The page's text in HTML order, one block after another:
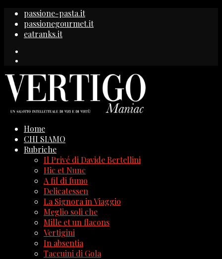
passione-pasta.it
passionegourmet.it
eatranks.it
Home
CHI SIAMO
Rubriche
Il Privé di Davide Bertellini
Hic et Nunc
A fil di fumo
Delicatessen
La Signora in Viaggio
Meglio soli che
Mille et un flacons
Vertigini
In absentia
Taccuini di Gola